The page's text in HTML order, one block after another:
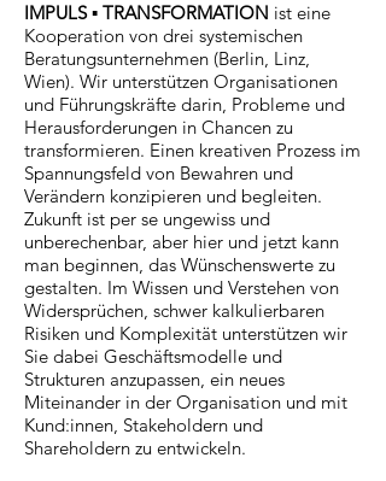
IMPULS ▪ TRANSFORMATION ist eine
Kooperation von drei systemischen
Beratungsunternehmen (Berlin, Linz,
Wien). Wir unterstützen Organisationen
und Führungskräfte darin, Probleme und
Herausforderungen in Chancen zu
transformieren. Einen kreativen Prozess im
Spannungsfeld von Bewahren und
Verändern konzipieren und begleiten.
Zukunft ist per se ungewiss und
unberechenbar, aber hier und jetzt kann
man beginnen, das Wünschenswerte zu
gestalten. Im Wissen und Verstehen von
Widersprüchen, schwer kalkulierbaren
Risiken und Komplexität unterstützen wir
Sie dabei Geschäftsmodelle und
Strukturen anzupassen, ein neues
Miteinander in der Organisation und mit
Kund:innen, Stakeholdern und
Shareholdern zu entwickeln.